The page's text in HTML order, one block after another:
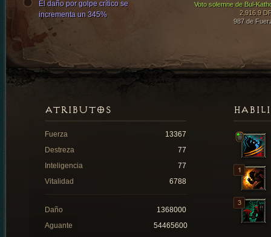
Voto solemne de Bul-
2,916.9
987 de
El daño por golpe crítico se
incrementa un 345%
ATRIBUTOS
Fuerza
13367
Destreza
77
Inteligencia
77
Vitalidad
6788
Daño
1368000
Aguante
54465600